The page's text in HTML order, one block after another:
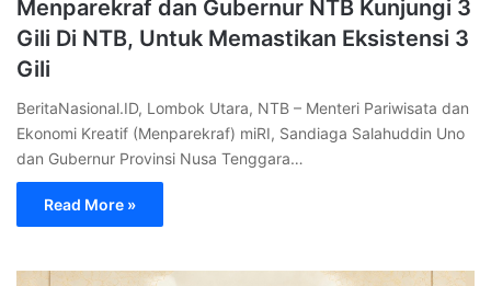
Menparekraf dan Gubernur NTB Kunjungi 3
Gili Di NTB, Untuk Memastikan Eksistensi 3
Gili
BeritaNasional.ID, Lombok Utara, NTB – Menteri Pariwisata dan
Ekonomi Kreatif (Menparekraf) miRI, Sandiaga Salahuddin Uno
dan Gubernur Provinsi Nusa Tenggara…
Read More »